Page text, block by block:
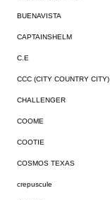
BUENAVISTA
CAPTAINSHELM
C.E
CCC (CITY COUNTRY CITY)
CHALLENGER
COOME
COOTIE
COSMOS TEXAS
crepuscule